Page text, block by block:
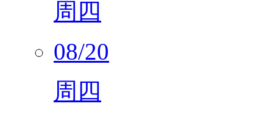
08/20
周四
08/20